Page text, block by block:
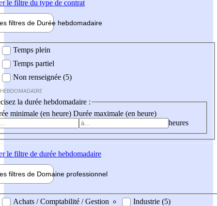
le filtre du type de contrat
filtres de Durée hebdomadaire
Temps plein
Temps partiel
Non renseignée (5)
la durée hebdomadaire :
minimale (en heure) Durée maximale (en heure)
heures
le filtre de durée hebdomadaire
filtres de Domaine professionnel
professionel
Achats / Comptabilité / Gestion
Industrie (5)